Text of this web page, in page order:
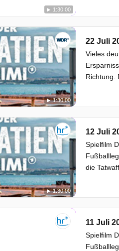
1:30:00
1:30:00
22 Juli
Vieles
Richtung.
1:30:00
12 Juli
Spielfilm
die
11 Juli
Spielfilm